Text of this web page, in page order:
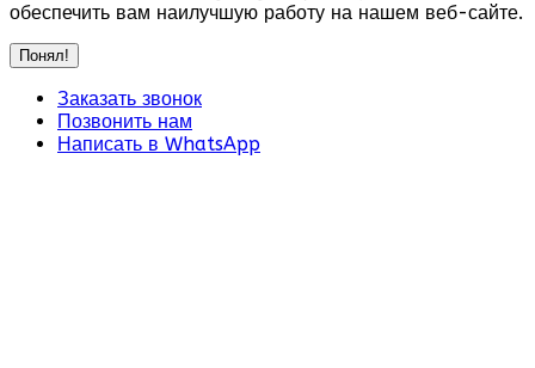
обеспечить вам наилучшую работу на нашем веб-сайте.
Понял!
Заказать звонок
Позвонить нам
Написать в WhatsApp